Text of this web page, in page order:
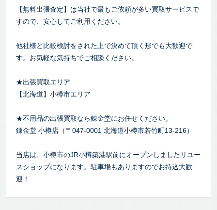
【無料出張査定】は当社で最もご依頼が多い買取サービスで
すので、安心してご利用ください。
他社様と比較検討をされた上で決めて頂く形でも大歓迎で
す。お気軽な気持ちでご相談ください。
★出張買取エリア
【北海道】小樽市エリア
★不用品の出張買取なら錬金堂にお任せください。
錬金堂 小樽店（〒047-0001 北海道小樽市若竹町13-216）
当店は、小樽市のJR小樽築港駅前にオープンしましたリユー
スショップになります。駐車場もありますのでお持込大歓
迎！